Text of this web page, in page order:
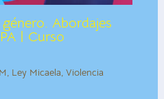
Abordajes
| Curso
, Ley Micaela, Violencia